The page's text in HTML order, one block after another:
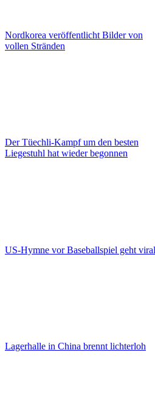
Nordkorea veröffentlicht Bilder von
vollen Stränden
Der Tüechli-Kampf um den besten
Liegestuhl hat wieder begonnen
US-Hymne vor Baseballspiel geht viral
Lagerhalle in China brennt lichterloh